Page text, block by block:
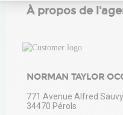
Axeptio consent
Plateforme de Gestion du
À propos de
NORMAN TAYLOR
771 Avenue Alfred Sauvy
34470 Pérols